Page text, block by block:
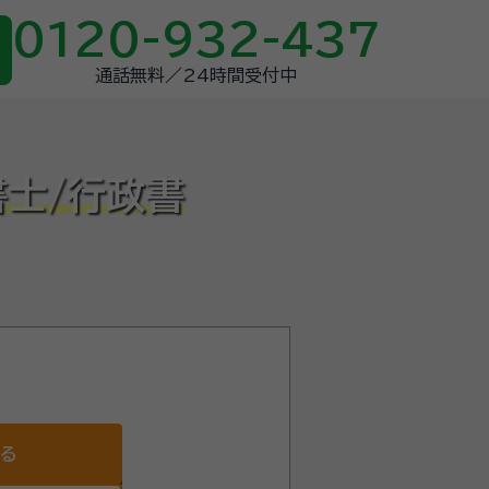
0120-932-437
通話無料／24時間受付中
士/行政書